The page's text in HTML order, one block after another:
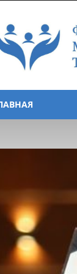
Foundation
for
Tolerance
International